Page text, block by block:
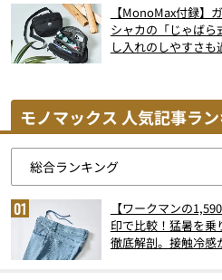
【MonoMax付録】
シャカの「じゃばら
し入れのしやすさも
モノマックス 人気記事ラ
【ワークマンの
印で比較！猛暑を乗
徹底解剖。接触冷感